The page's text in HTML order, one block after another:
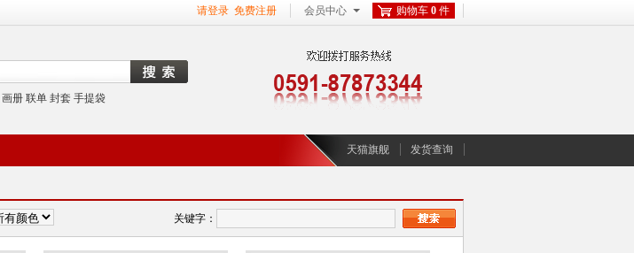
请登录 免费注册 会员中心 购物车 0 件
画册 联单 封套 手提袋
天猫旗舰 发货查询
关键字：